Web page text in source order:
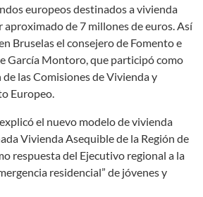
europeos destinados a vivienda
de 7 millones de euros. Así
Bruselas el consejero de Fomento e
García Montoro, que participó como
las Comisiones de Vivienda y
Europeo.
el nuevo modelo de vivienda
Vivienda Asequible de la Región de
respuesta del Ejecutivo regional a la
residencial” de jóvenes y